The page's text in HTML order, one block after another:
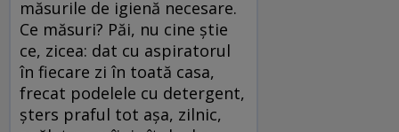
măsurile de igienă necesare.
Ce măsuri? Păi, nu cine știe
ce, zicea: dat cu aspiratorul
în fiecare zi în toată casa,
frecat podelele cu detergent,
șters praful tot așa, zilnic,